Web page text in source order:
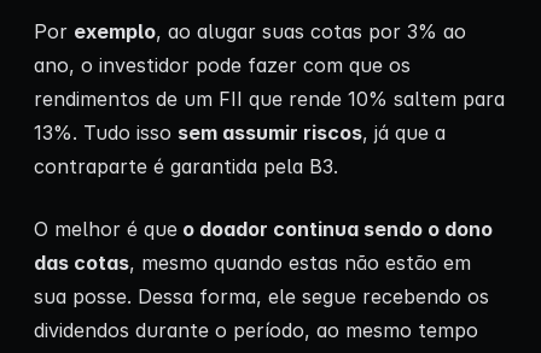
Por exemplo, ao alugar suas cotas por 3% ao
ano, o investidor pode fazer com que os
rendimentos de um FII que rende 10% saltem para
13%. Tudo isso sem assumir riscos, já que a
contraparte é garantida pela B3.
O melhor é que o doador continua sendo o dono
das cotas, mesmo quando estas não estão em
sua posse. Dessa forma, ele segue recebendo os
dividendos durante o período, ao mesmo tempo